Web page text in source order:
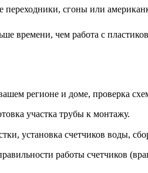
сгоны или
времени, чем работа с
регионе и доме, проверка
участка трубы к монтажу.
установка счетчиков воды,
работы счетчиков